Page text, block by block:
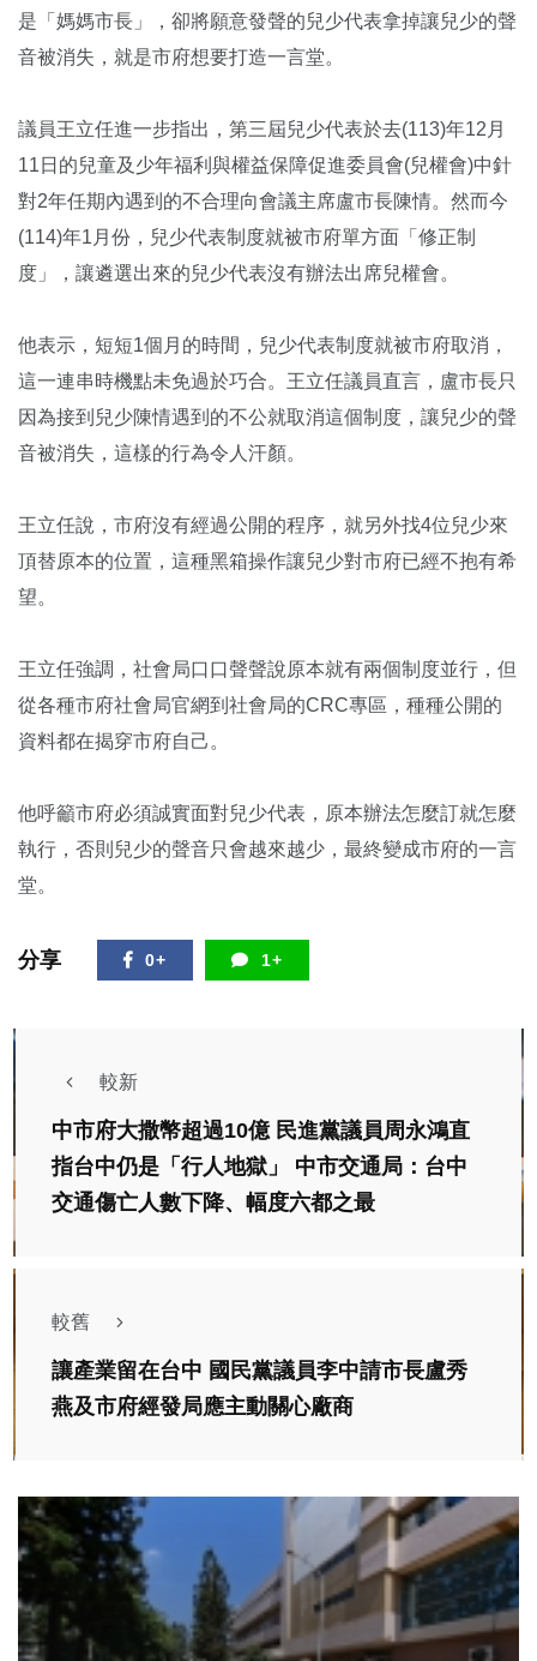
是「媽媽市長」，卻將願意發聲的兒少代表拿掉讓兒少的聲
音被消失，就是市府想要打造一言堂。
議員王立任進一步指出，第三屆兒少代表於去(113)年12月
11日的兒童及少年福利與權益保障促進委員會(兒權會)中針
對2年任期內遇到的不合理向會議主席盧市長陳情。然而今
(114)年1月份，兒少代表制度就被市府單方面「修正制
度」，讓遴選出來的兒少代表沒有辦法出席兒權會。
他表示，短短1個月的時間，兒少代表制度就被市府取消，
這一連串時機點未免過於巧合。王立任議員直言，盧市長只
因為接到兒少陳情遇到的不公就取消這個制度，讓兒少的聲
音被消失，這樣的行為令人汗顏。
王立任說，市府沒有經過公開的程序，就另外找4位兒少來
頂替原本的位置，這種黑箱操作讓兒少對市府已經不抱有希
望。
王立任強調，社會局口口聲聲說原本就有兩個制度並行，但
從各種市府社會局官網到社會局的CRC專區，種種公開的
資料都在揭穿市府自己。
他呼籲市府必須誠實面對兒少代表，原本辦法怎麼訂就怎麼
執行，否則兒少的聲音只會越來越少，最終變成市府的一言
堂。
分享 0+ 1+
較新
中市府大撒幣超過10億 民進黨議員周永鴻直
指台中仍是「行人地獄」 中市交通局：台中
交通傷亡人數下降、幅度六都之最
較舊
讓產業留在台中 國民黨議員李中請市長盧秀
燕及市府經發局應主動關心廠商